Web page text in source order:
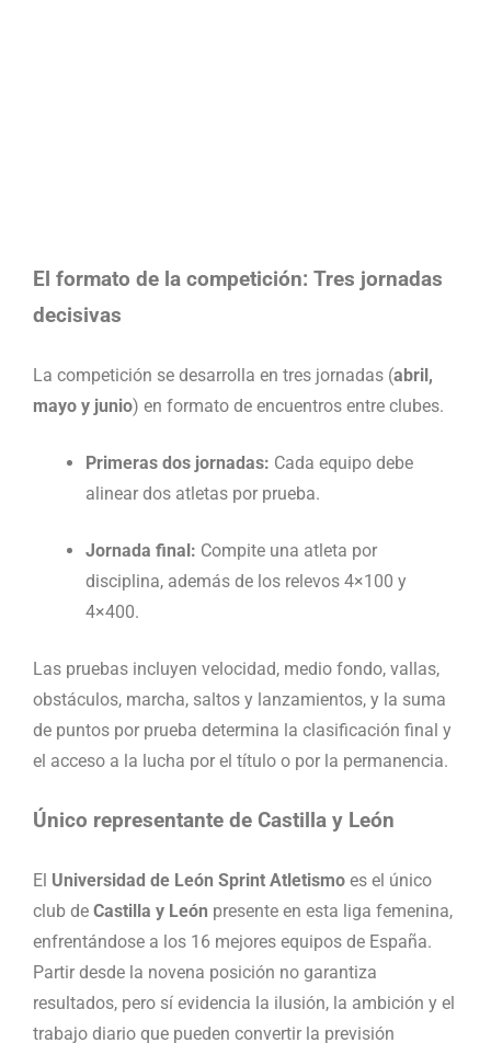
El formato de la competición: Tres jornadas
decisivas
La competición se desarrolla en tres jornadas (abril,
mayo y junio) en formato de encuentros entre clubes.
Primeras dos jornadas: Cada equipo debe
alinear dos atletas por prueba.
Jornada final: Compite una atleta por
disciplina, además de los relevos 4×100 y
4×400.
Las pruebas incluyen velocidad, medio fondo, vallas,
obstáculos, marcha, saltos y lanzamientos, y la suma
de puntos por prueba determina la clasificación final y
el acceso a la lucha por el título o por la permanencia.
Único representante de Castilla y León
El Universidad de León Sprint Atletismo es el único
club de Castilla y León presente en esta liga femenina,
enfrentándose a los 16 mejores equipos de España.
Partir desde la novena posición no garantiza
resultados, pero sí evidencia la ilusión, la ambición y el
trabajo diario que pueden convertir la previsión